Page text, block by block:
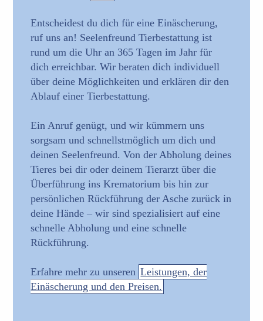
Entscheidest du dich für eine Einäscherung,
ruf uns an! Seelenfreund Tierbestattung ist
rund um die Uhr an 365 Tagen im Jahr für
dich erreichbar. Wir beraten dich individuell
über deine Möglichkeiten und erklären dir den
Ablauf einer Tierbestattung.
Ein Anruf genügt, und wir kümmern uns
sorgsam und schnellstmöglich um dich und
deinen Seelenfreund. Von der Abholung deines
Tieres bei dir oder deinem Tierarzt über die
Überführung ins Krematorium bis hin zur
persönlichen Rückführung der Asche zurück in
deine Hände – wir sind spezialisiert auf eine
schnelle Abholung und eine schnelle
Rückführung.
Erfahre mehr zu unseren Leistungen, der
Einäscherung und den Preisen.